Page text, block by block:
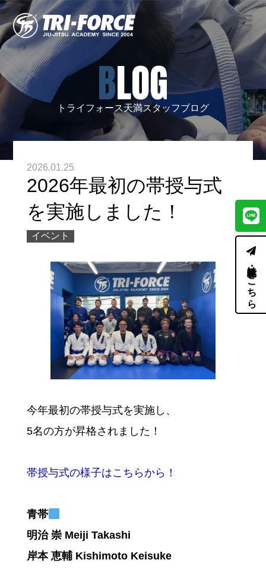
BLOG
トライフォース天満スタッフブログ
2026.01.25
2026年最初の帯授与式
を実施しました！
イベント
今年最初の帯授与式を実施し、
5名の方が昇格されました！
帯授与式の様子はこちらから！
青帯
明治 崇 Meiji Takashi
岸本 恵輔 Kishimoto Keisuke
体験・見学はこちら